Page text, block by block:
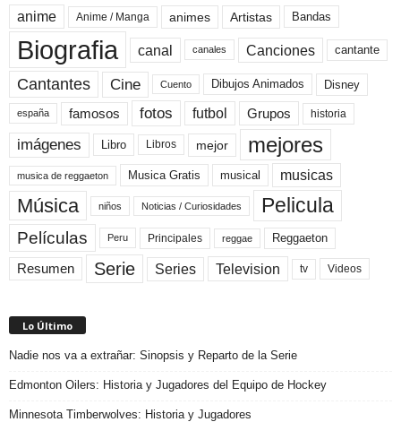
anime Anime / Manga animes Artistas Bandas
Biografia canal canales Canciones cantante
Cantantes Cine Cuento Dibujos Animados Disney
españa famosos fotos futbol Grupos historia
imágenes Libro Libros mejor mejores
musica de reggaeton Musica Gratis musical musicas
Música niños Noticias / Curiosidades Pelicula
Películas Peru Principales reggae Reggaeton
Resumen Serie Series Television tv Videos
Lo Último
Nadie nos va a extrañar: Sinopsis y Reparto de la Serie
Edmonton Oilers: Historia y Jugadores del Equipo de Hockey
Minnesota Timberwolves: Historia y Jugadores